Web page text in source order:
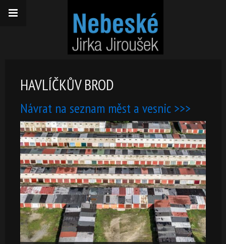
HAVLÍČKŮV BROD
Návrat na seznam měst a vesnic >>>